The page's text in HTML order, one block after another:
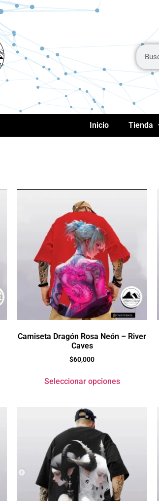
Inicio Tienda
Camiseta Dragón Rosa Neón – River
Caves
$60,000
Seleccionar opciones